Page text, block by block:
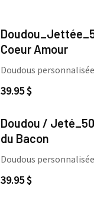
Coeur Amour
Doudous
39.95$
Doudou /
du Bacon
Doudous
39.95$